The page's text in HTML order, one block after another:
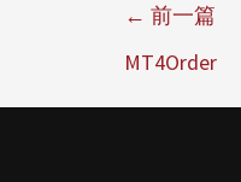
← 前一篇
MT4Order